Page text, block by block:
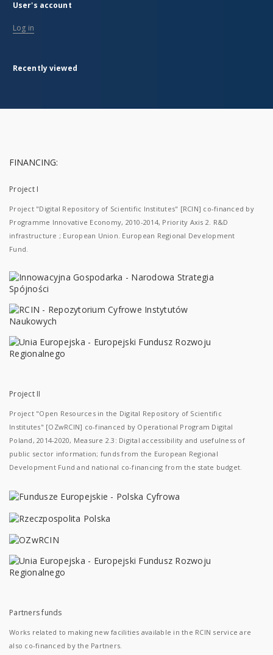
User's account
Log in
Recently viewed
FINANCING:
Project I
Project "Digital Repository of Scientific Institutes" [RCIN] co-financed by
Programme Innovative Economy, 2010-2014, Priority Axis 2. R&D
infrastructure ; European Union. European Regional Development
Fund.
Project II
Project "Open Resources in the Digital Repository of Scientific
Institutes" [OZwRCIN] co-financed by Operational Program Digital
Poland, 2014-2020, Measure 2.3: Digital accessibility and usefulness of
public sector information; funds from the European Regional
Development Fund and national co-financing from the state budget.
Partners funds
Works related to making new facilities available in the RCIN service are
also co-financed by the Partners.